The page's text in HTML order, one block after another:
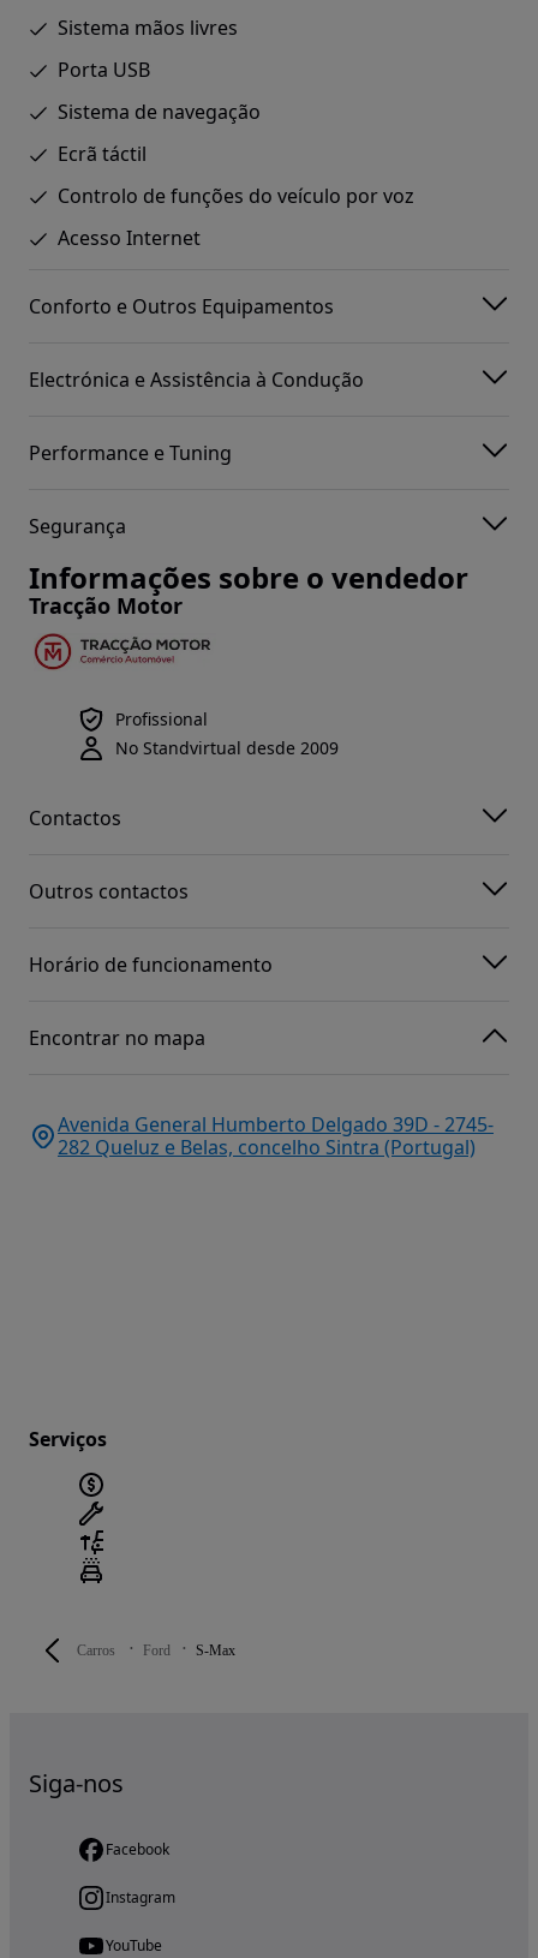
Carros Ford S-Max
Sistema mãos livres
Porta USB
Sistema de navegação
Ecrã táctil
Controlo de funções do veículo por voz
Acesso Internet
Conforto e Outros Equipamentos
Electrónica e Assistência à Condução
Performance e Tuning
Segurança
Informações sobre o vendedor
Tracção Motor
Profissional
No Standvirtual desde 2009
Contactos
Outros contactos
Horário de funcionamento
Encontrar no mapa
Avenida General Humberto Delgado 39D - 2745-
282 Queluz e Belas, concelho Sintra (Portugal)
Serviços
Siga-nos
Facebook
Instagram
YouTube